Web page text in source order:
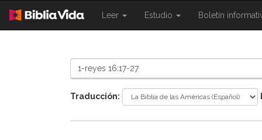
Leer
{{
Estudio
{{
Boletín
Traducción: